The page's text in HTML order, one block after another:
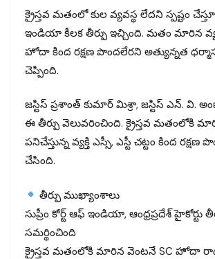
క్రైస్తవ మతంలో కుల వ్యవస్థ లేదని స్పష్టం చేస్తూ
ఇండియా కీలక తీర్పు ఇచ్చింది. మతం మారిన
హోదా కింద రక్షణ పొందలేరని అత్యున్నత
చెప్పింది.
జస్టిస్ ప్రశాంత్ కుమార్ మిశ్రా, జస్టిస్ ఎన్. వి.
ఈ తీర్పు వెలువరించింది. క్రైస్తవ మతంలోకి
పనిచేస్తున్న వ్యక్తి ఎస్సీ, ఎస్టీ చట్టం కింద రక్షణ
చేసింది.
తీర్పు ముఖ్యాంశాలు
సుప్రీం కోర్ట్ ఆఫ్ ఇండియా, ఆంధ్రప్రదేశ్ హైకోర్టు
సమర్థించింది
క్రైస్తవ మతంలోకి మారిన వెంటనే SC హోదా